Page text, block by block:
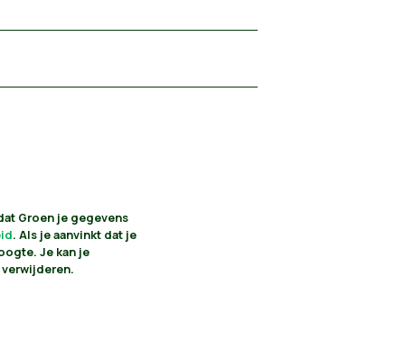
Groen je gegevens
. Als je aanvinkt dat je
Je kan je